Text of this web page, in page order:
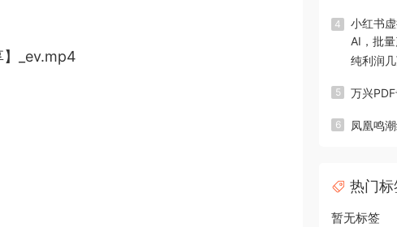
_ev.mp4
4
小红书
AI，批
纯利润
5 万兴
6 凤凰鸣
热门标
暂无标签